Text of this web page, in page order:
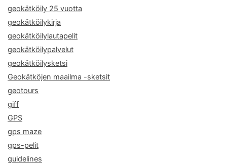
geokätköily 25 vuotta
geokätköilykirja
geokätköilylautapelit
geokätköilypalvelut
geokätköilysketsi
Geokätköjen maailma -sketsit
geotours
giff
GPS
gps maze
gps-pelit
guidelines